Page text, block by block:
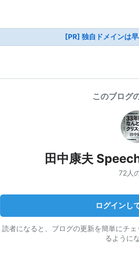
[PR] 独自ドメインは
このブログ
田中康夫
72人
ログインし
読者になると、ブログの更新を簡単にチ
るように